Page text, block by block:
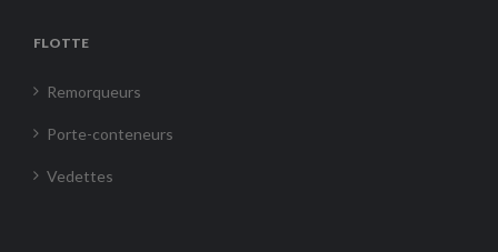
FLOTTE
Remorqueurs
Porte-conteneurs
Vedettes